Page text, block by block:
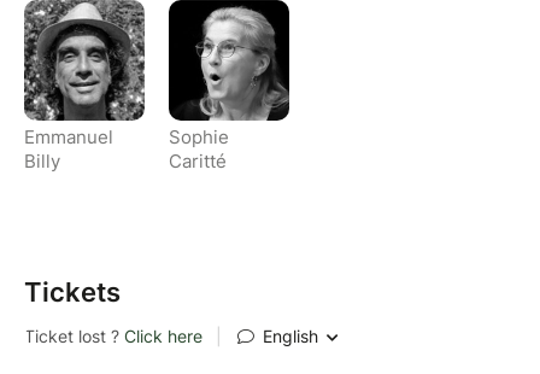
Emmanuel
Billy
Sophie
Caritté
Tickets